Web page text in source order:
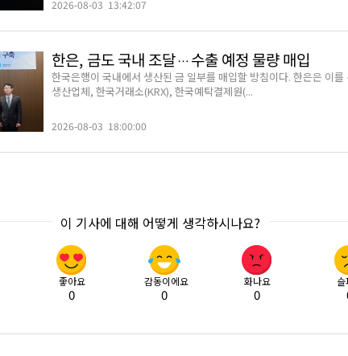
2026-08-03 13:42:07
한은, 금도 국내 조달…수출 예정 물량 매입
한국은행이 국내에서 생산된 금 일부를 매입할 방침이다. 한은은 이를
생산업체, 한국거래소(KRX), 한국예탁결제원(...
2026-08-03 18:00:00
이 기사에 대해 어떻게 생각하시나요?
좋아요
0
감동이에요
0
화나요
0
슬